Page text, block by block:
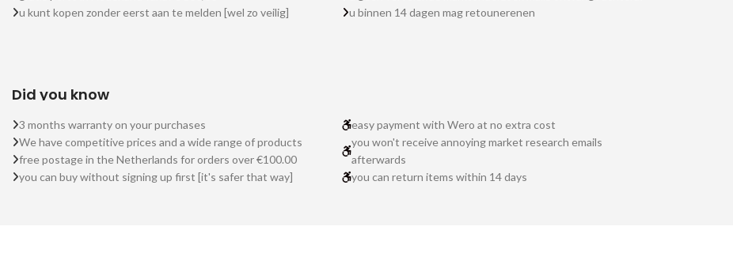
u kunt kopen zonder eerst aan te melden [wel zo veilig]
u binnen 14 dagen mag retounerenen
Did you know
3 months warranty on your purchases
We have competitive prices and a wide range of products
free postage in the Netherlands for orders over €100.00
you can buy without signing up first [it's safer that way]
easy payment with Wero at no extra cost
you won't receive annoying market research emails
afterwards
you can return items within 14 days